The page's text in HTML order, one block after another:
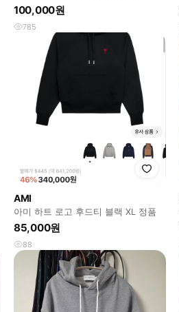
100,000원
785
AMI
아미 하트 로고 후드티 블랙 XL 정품
85,000원
88